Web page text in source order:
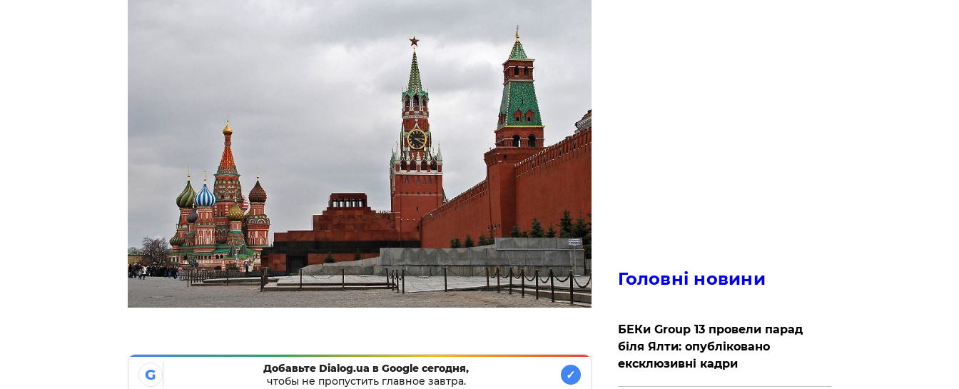
G
Добавьте Dialog.ua в Google сегодня,
чтобы не пропустить главное завтра.
✓
Головні новини
БЕКи Group 13 провели парад
біля Ялти: опубліковано
ексклюзивні кадри